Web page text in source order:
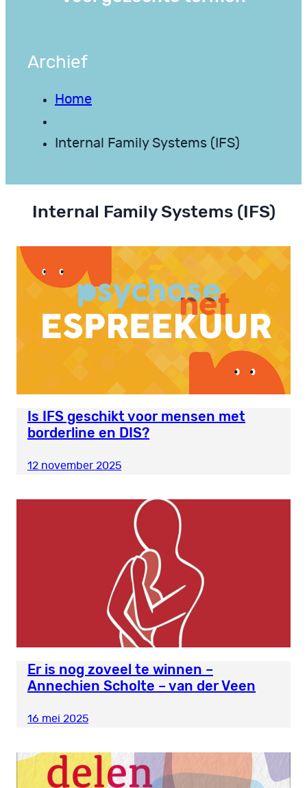
Archief
Home
Internal Family Systems (IFS)
Internal Family Systems (IFS)
Is IFS geschikt voor mensen met
borderline en DIS?
12 november 2025
Er is nog zoveel te winnen –
Annechien Scholte – van der Veen
16 mei 2025